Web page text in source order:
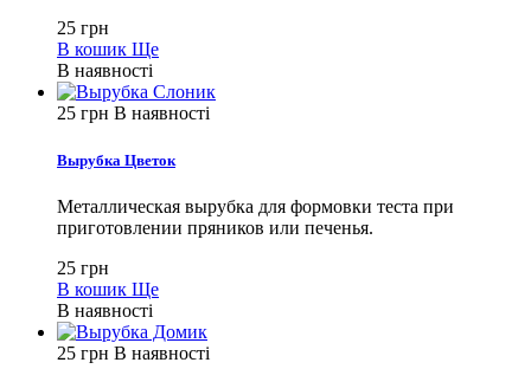
25 грн
В кошик Ще
В наявності
25 грн В наявності
Вырубка Цветок
Металлическая вырубка для формовки теста при
приготовлении пряников или печенья.
25 грн
В кошик Ще
В наявності
25 грн В наявності